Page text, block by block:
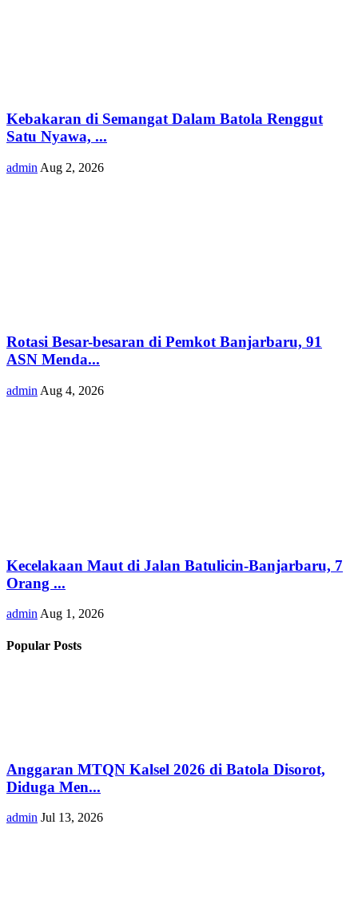
Kebakaran di Semangat Dalam Batola Renggut
Satu Nyawa, ...
admin Aug 2, 2026
Rotasi Besar-besaran di Pemkot Banjarbaru, 91
ASN Menda...
admin Aug 4, 2026
Kecelakaan Maut di Jalan Batulicin-Banjarbaru, 7
Orang ...
adminAug 1, 2026
Popular Posts
Anggaran MTQN Kalsel 2026 di Batola Disorot,
Diduga Men...
admin Jul 13, 2026